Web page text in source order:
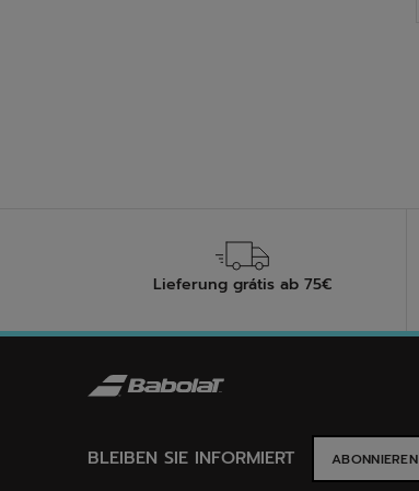
Lieferung grátis ab 75€
BLEIBEN SIE INFORMIERT ABONNIEREN